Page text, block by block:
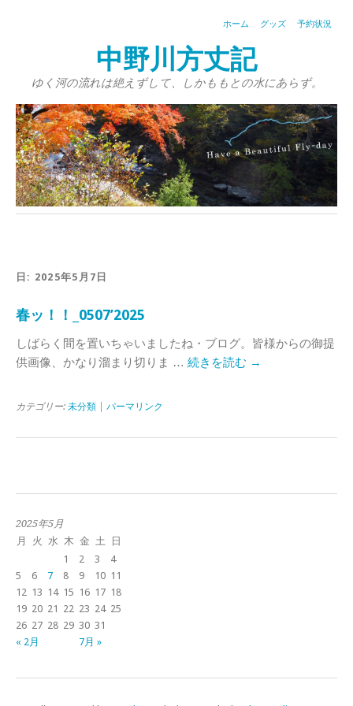
ホーム グッズ 予約状況
中野川方丈記
ゆく河の流れは絶えずして、しかももとの水にあらず。
日: 2025年5月7日
春ッ！！_0507’2025
しばらく間を置いちゃいましたね・ブログ。皆様からの御提
供画像、かなり溜まり切りま … 続きを読む →
カテゴリー: 未分類 パーマリンク
2025年5月
月
火 水 木 金 土 日
« 2月 7月 »
1 2 3
4
5
6 7 8 9 10 11
12 13 14 15 16 17 18
19 20 21 22 23 24 25
26 27 28 29 30 31